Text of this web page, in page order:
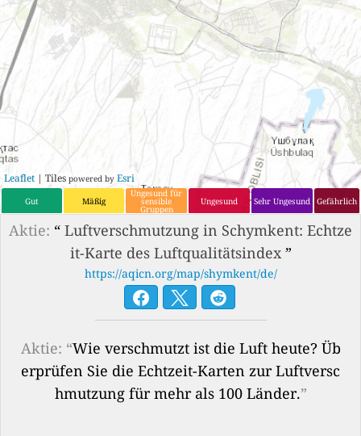
Leaflet | Tiles powered by Esri
Gut Mäßig
Ungesund für
sensible
Gruppen
Ungesund Sehr Ungesund Gefährlich
Aktie: “ Luftverschmutzung in Schymkent: Echtze
it-Karte des Luftqualitätsindex”
https://aqicn.org/map/shymkent/de/
Aktie: “Wie verschmutzt ist die Luft heute? Üb
erprüfen Sie die Echtzeit-Karten zur Luftversc
hmutzung für mehr als 100 Länder.”